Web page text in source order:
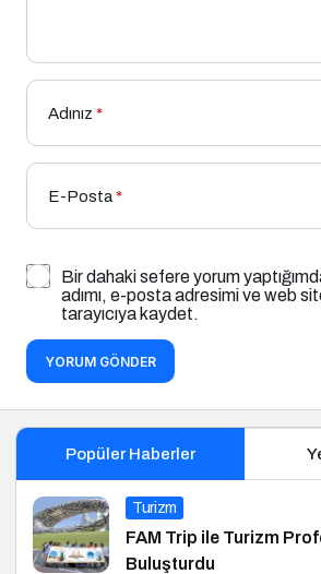
Adınız *
E-Posta*
Bir dahaki sefere yorum
adımı, e-posta adresimi ve web
tarayıcıya kaydet.
YORUM GÖNDER
Popüler Haberler
Turizm
FAM Trip ile Turizm
Buluşturdu